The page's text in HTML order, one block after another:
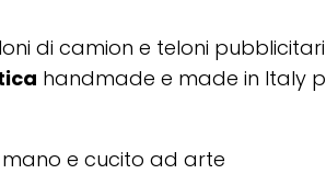
di camion e teloni
handmade e made in Italy
e cucito ad arte